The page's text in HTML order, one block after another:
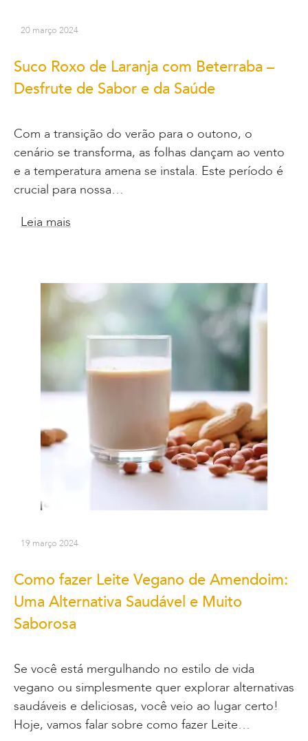
20 março 2024
Suco Roxo de Laranja com Beterraba –
Desfrute de Sabor e da Saúde
Com a transição do verão para o outono, o
cenário se transforma, as folhas dançam ao vento
e a temperatura amena se instala. Este período é
crucial para nossa…
Leia mais
19 março 2024
Como fazer Leite Vegano de Amendoim:
Uma Alternativa Saudável e Muito
Saborosa
Se você está mergulhando no estilo de vida
vegano ou simplesmente quer explorar alternativas
saudáveis e deliciosas, você veio ao lugar certo!
Hoje, vamos falar sobre como fazer Leite…